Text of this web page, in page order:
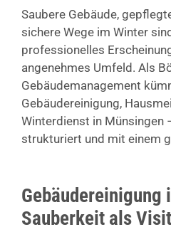
Saubere Gebäude,
sichere Wege im Winter
professionelles
angenehmes Umfeld. Als
Gebäudemanagement
Gebäudereinigung,
Winterdienst in Münsingen
strukturiert und mit einem
Gebäudereinigung
Sauberkeit als